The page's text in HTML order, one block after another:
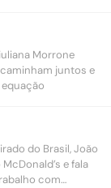
Morrone
juntos e
do Brasil, João
e fala
com